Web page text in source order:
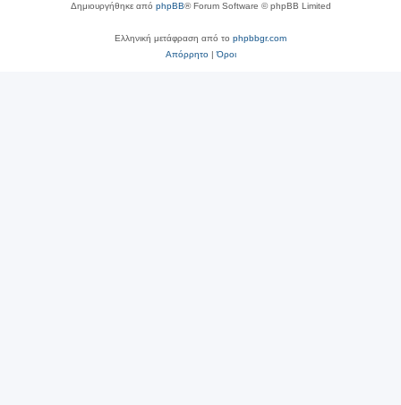
Δημιουργήθηκε από phpBB® Forum Software © phpBB Limited
Ελληνική μετάφραση από το phpbbgr.com
Απόρρητο|Όροι